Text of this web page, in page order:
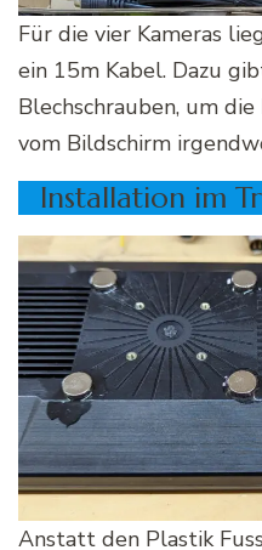
Für die vier Kameras
ein 15m Kabel. Dazu
Blechschrauben, um
vom Bildschirm
Installation im
Anstatt den Plastik